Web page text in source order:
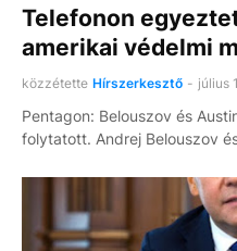
Telefonon
amerikai védelmi
közzétette Hírszerkesztő - július
Pentagon: Belouszov és
folytatott. Andrej Belouszov